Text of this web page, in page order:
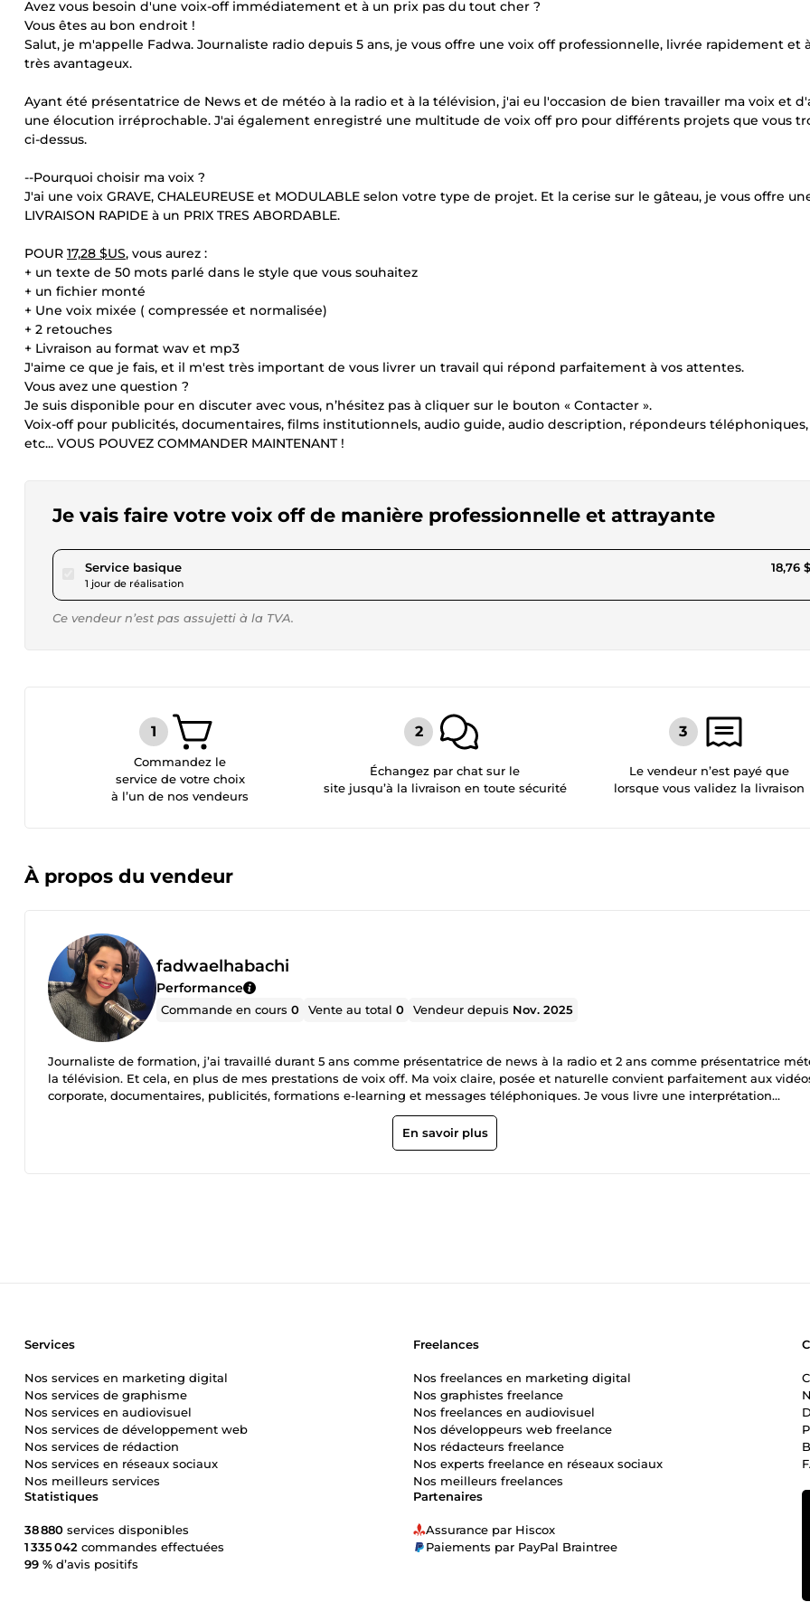
Avez vous besoin d'une voix-off immédiatement et à un prix pas du tout cher ?
Vous êtes au bon endroit !
Salut, je m'appelle Fadwa. Journaliste radio depuis 5 ans, je vous offre une voix off professionnelle, livrée rapidement et
très avantageux.
Ayant été présentatrice de News et de météo à la radio et à la télévision, j'ai eu l'occasion de bien travailler ma voix et
une élocution irréprochable. J'ai également enregistré une multitude de voix off pro pour différents projets que vous
ci-dessus.
--Pourquoi choisir ma voix ?
J'ai une voix GRAVE, CHALEUREUSE et MODULABLE selon votre type de projet. Et la cerise sur le gâteau, je vous offre
LIVRAISON RAPIDE à un PRIX TRES ABORDABLE.
POUR 17,28 $US, vous aurez :
+ un texte de 50 mots parlé dans le style que vous souhaitez
+ un fichier monté
+ Une voix mixée ( compressée et normalisée)
+ 2 retouches
+ Livraison au format wav et mp3
J'aime ce que je fais, et il m'est très important de vous livrer un travail qui répond parfaitement à vos attentes.
Vous avez une question ?
Je suis disponible pour en discuter avec vous, n’hésitez pas à cliquer sur le bouton « Contacter ».
Voix-off pour publicités, documentaires, films institutionnels, audio guide, audio description, répondeurs
etc... VOUS POUVEZ COMMANDER MAINTENANT !
Je vais faire votre voix off de manière professionnelle et attrayante
Service basiquepour 17,28 $US
1 jour de réalisation
18,76
Ce vendeur n’est pas assujetti à la TVA.
Commandez le
service de votre choix
à l’un de nos vendeurs
Échangez par chat sur le
site jusqu’à la livraison en toute sécurité
Le vendeur n’est payé que
lorsque vous validez la livraison
À propos du vendeur
fadwaelhabachi
Performance
Commande en cours0 Vente au total0 Vendeur depuis Nov. 2025
Journaliste de formation, j’ai travaillé durant 5 ans comme présentatrice de news à la radio et 2 ans comme présentatrice
la télévision. Et cela, en plus de mes prestations de voix off. Ma voix claire, posée et naturelle convient parfaitement aux
corporate, documentaires, publicités, formations e-learning et messages téléphoniques. Je vous livre une interprétation
En savoir plus
Partenaires
Assurance par Hiscox
Paiements par PayPal Braintree
Statistiques
38 880 services disponibles
1 335 042 commandes effectuées
99 % d’avis positifs
Services
Nos services en marketing digital
Nos services de graphisme
Nos services en audiovisuel
Nos services de développement web
Nos services de rédaction
Nos services en réseaux sociaux
Nos meilleurs services
Freelances
Nos freelances en marketing digital
Nos graphistes freelance
Nos freelances en audiovisuel
Nos développeurs web freelance
Nos rédacteurs freelance
Nos experts freelance en réseaux sociaux
Nos meilleurs freelances